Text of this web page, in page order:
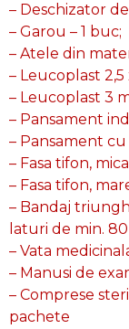
– Deschizator
– Garou – 1 buc;
– Atele din
– Leucoplast 2,5
– Leucoplast 3
– Pansament
– Pansament cu
– Fasa tifon,
– Fasa tifon,
– Bandaj
laturi de min.
– Vata
– Manusi de
– Comprese
pachete